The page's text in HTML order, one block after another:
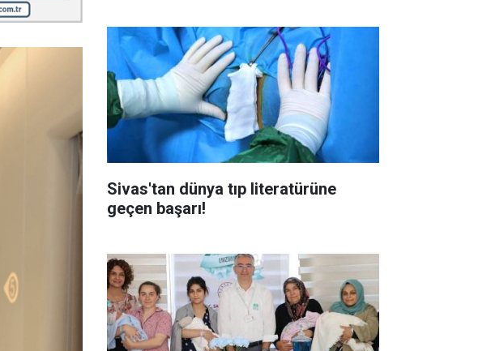
Sivas'tan dünya tıp literatürüne
geçen başarı!